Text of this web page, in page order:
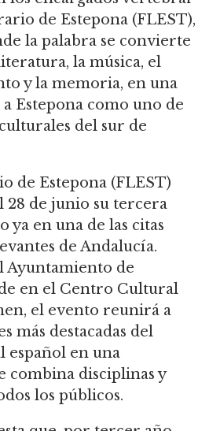
de Estepona (FLEST),
la palabra se convierte
la música, el
y la memoria, en una
Estepona como uno de
del sur de
de Estepona (FLEST)
28 de junio su tercera
en una de las citas
de Andalucía.
Ayuntamiento de
en el Centro Cultural
el evento reunirá a
más destacadas del
español en una
combina disciplinas y
los públicos.